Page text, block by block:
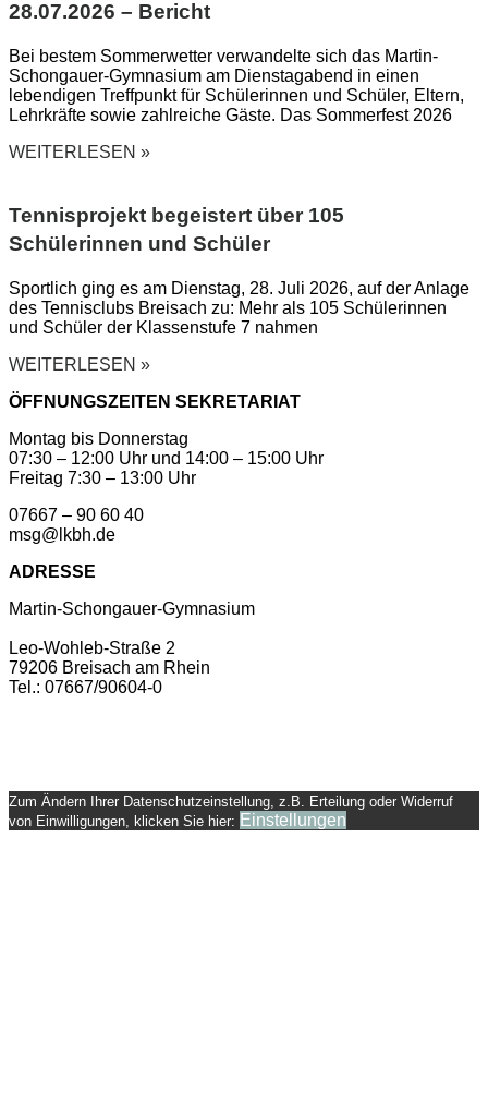
28.07.2026 – Bericht
Bei bestem Sommerwetter verwandelte sich das Martin-
Schongauer-Gymnasium am Dienstagabend in einen
lebendigen Treffpunkt für Schülerinnen und Schüler, Eltern,
Lehrkräfte sowie zahlreiche Gäste. Das Sommerfest 2026
WEITERLESEN »
Tennisprojekt begeistert über 105
Schülerinnen und Schüler
Sportlich ging es am Dienstag, 28. Juli 2026, auf der Anlage
des Tennisclubs Breisach zu: Mehr als 105 Schülerinnen
und Schüler der Klassenstufe 7 nahmen
WEITERLESEN »
ÖFFNUNGSZEITEN SEKRETARIAT
Montag bis Donnerstag
07:30 – 12:00 Uhr und 14:00 – 15:00 Uhr
Freitag 7:30 – 13:00 Uhr
07667 – 90 60 40
msg@lkbh.de
ADRESSE
Martin-Schongauer-Gymnasium
Leo-Wohleb-Straße 2
79206 Breisach am Rhein
Tel.: 07667/90604-0
Zum Ändern Ihrer Datenschutzeinstellung, z.B. Erteilung oder Widerruf
von Einwilligungen, klicken Sie hier: Einstellungen